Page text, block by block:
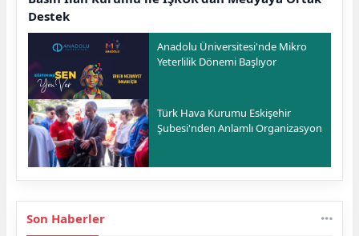
Destek
Anadolu Üniversitesi'nde Mikro
Yeterlilik Dönemi Başlıyor
Türk Hava Kurumu Eskişehir
Şubesi'nden Anlamlı Organizasyon
Son Haberler